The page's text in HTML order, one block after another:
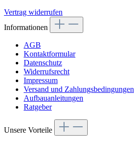
Vertrag widerrufen
Informationen
AGB
Kontaktformular
Datenschutz
Widerrufsrecht
Impressum
Versand und Zahlungsbedingungen
Aufbauanleitungen
Ratgeber
Unsere Vorteile